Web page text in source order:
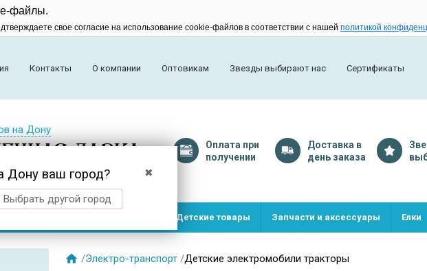
файлы.
свое согласие на использование cookie-файлов в соответствии с нашей политикой
Контакты О компании Оптовикам Звезды выбирают нас Сертификаты
на Дону
✖
Дону ваш город?
Выбрать другой город
Оплата при
получении
Доставка в
день заказа
Детские товары Запчасти и аксессуары Елки
 /Электро-транспорт /Детские электромобили тракторы